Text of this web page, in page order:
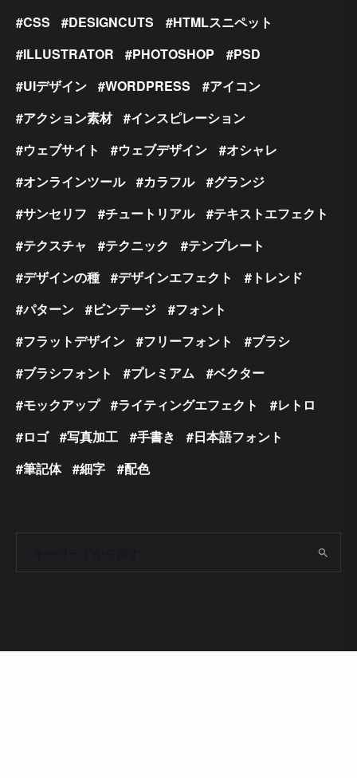
CSS DESIGNCUTS
HTMLスニペット
ILLUSTRATOR
PHOTOSHOP
PSD
UIデザイン
WORDPRESS
アイコン
アクション素材
インスピレーション
ウェブサイト
ウェブデザイン
オシャレ
オンラインツール
カラフル
グランジ
サンセリフ
チュートリアル
テキストエフェクト
テクスチャ
テクニック
テンプレート
デザインの種
デザインエフェクト
トレンド
パターン
ビンテージ
フォント
フラットデザイン
フリーフォント
ブラシ
ブラシフォント
プレミアム
ベクター
モックアップ
ライティングエフェクト
レトロ
ロゴ
写真加工 手書き
日本語フォント
筆記体
細字 配色